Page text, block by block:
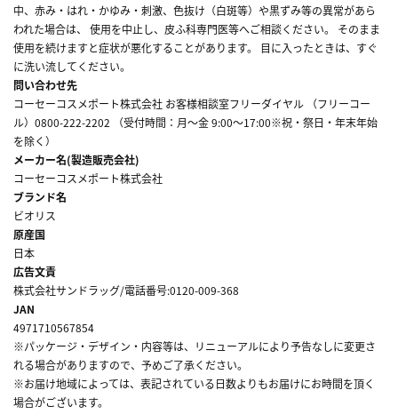
中、赤み・はれ・かゆみ・刺激、色抜け（白斑等）や黒ずみ等の異常があら
われた場合は、 使用を中止し、皮ふ科専門医等へご相談ください。 そのまま
使用を続けますと症状が悪化することがあります。 目に入ったときは、すぐ
に洗い流してください。
問い合わせ先
コーセーコスメポート株式会社 お客様相談室フリーダイヤル （フリーコー
ル）0800-222-2202 （受付時間：月～金 9:00～17:00※祝・祭日・年末年始
を除く）
メーカー名(製造販売会社)
コーセーコスメポート株式会社
ブランド名
ビオリス
原産国
日本
広告文責
株式会社サンドラッグ/電話番号:0120-009-368
JAN
4971710567854
※パッケージ・デザイン・内容等は、リニューアルにより予告なしに変更さ
れる場合がありますので、予めご了承ください。
※お届け地域によっては、表記されている日数よりもお届けにお時間を頂く
場合がございます。